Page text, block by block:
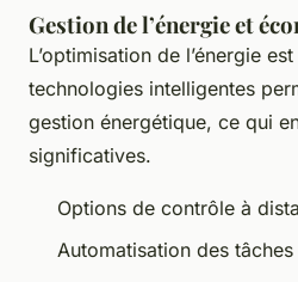
Gestion de l’énergie et
L’optimisation de l’énergie
technologies intelligentes
gestion énergétique, ce qui
significatives.
Options de contrôle à
Automatisation des tâches